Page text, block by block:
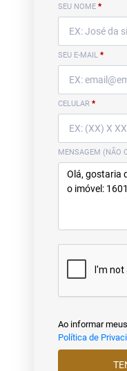
SEU NOME *
SEU E-MAIL *
CELULAR *
MENSAGEM (NÃO
Ao informar
Política de